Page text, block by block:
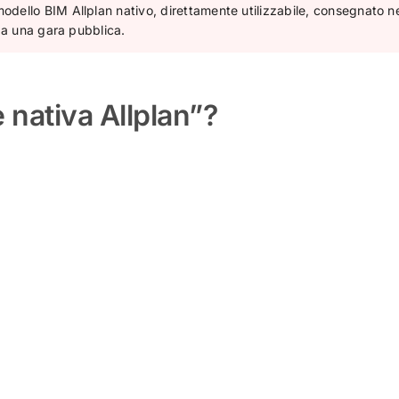
BIM Allplan nativo, direttamente utilizzabile, consegnato
una gara pubblica.
Allplan”?